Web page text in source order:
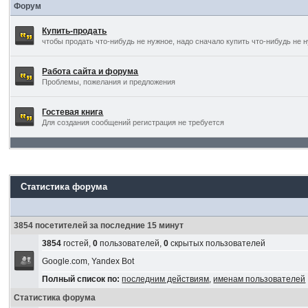
Форум
Купить-продать
чтобы продать что-нибудь не нужное, надо сначало купить что-нибудь не
Работа сайта и форума
Проблемы, пожелания и предложения
Гостевая книга
Для создания сообщений регистрация не требуется
Статистика форума
3854 посетителей за последние 15 минут
3854 гостей,0 пользователей,0 скрытых пользователей
Google.com, Yandex Bot
Полный список по: последним действиям,именам пользователей
Статистика форума